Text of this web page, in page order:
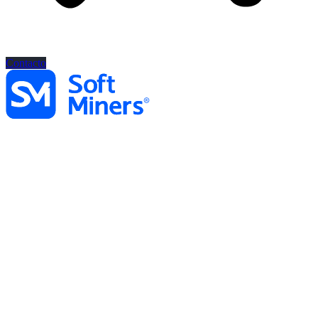
Contacto